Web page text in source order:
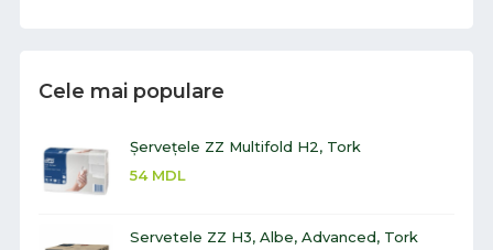
Cele mai populare
Șervețele ZZ Multifold H2, Tork
54 MDL
Servetele ZZ H3, Albe, Advanced, Tork